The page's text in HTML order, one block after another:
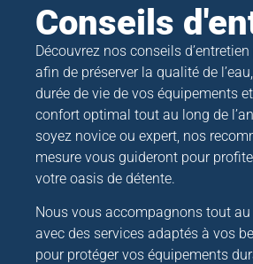
Conseils
Découvrez nos conseils
afin de préserver la qualité de
durée de vie de vos équipements
confort optimal tout au long de
soyez novice ou expert, nos
mesure vous guideront pour
votre oasis de détente.
Nous vous accompagnons tout au
avec des services adaptés à vos
pour protéger vos équipements